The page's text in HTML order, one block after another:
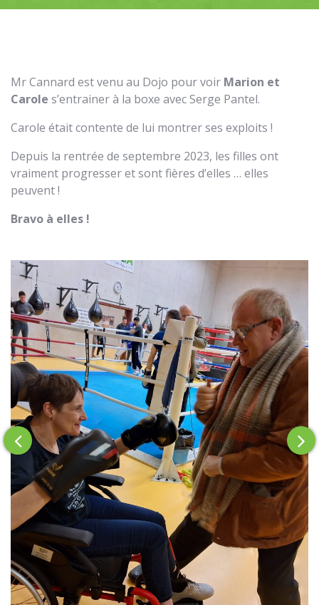
Mr Cannard est venu au Dojo pour voir Marion et
Carole s’entrainer à la boxe avec Serge Pantel.
Carole était contente de lui montrer ses exploits !
Depuis la rentrée de septembre 2023, les filles ont
vraiment progresser et sont fières d’elles … elles
peuvent !
Bravo à elles !